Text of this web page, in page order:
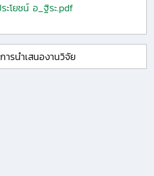
ะโยชน์ อ_ฐิระ.pdf
รนำเสนองานวิจัย